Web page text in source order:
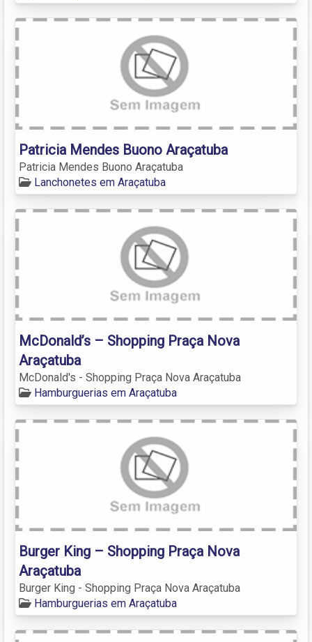
Patricia Mendes Buono Araçatuba
Patricia Mendes Buono Araçatuba
Lanchonetes em Araçatuba
McDonald’s – Shopping Praça Nova
Araçatuba
McDonald's - Shopping Praça Nova Araçatuba
Hamburguerias em Araçatuba
Burger King – Shopping Praça Nova
Araçatuba
Burger King - Shopping Praça Nova Araçatuba
Hamburguerias em Araçatuba